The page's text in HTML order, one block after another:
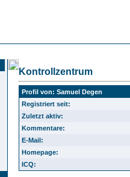
Kontrollzentrum
Profil von: Samuel Degen
Registriert seit:
Zuletzt aktiv:
Kommentare:
E-Mail:
Homepage:
ICQ: